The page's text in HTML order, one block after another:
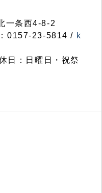
一条西4-8-2
0157-23-5814 / k
日：日曜日・祝祭